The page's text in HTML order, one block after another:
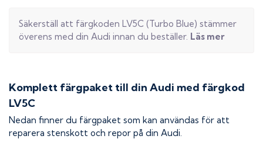
Säkerställ att färgkoden LV5C (Turbo Blue) stämmer
överens med din Audi innan du beställer. Läs mer
Komplett färgpaket till din Audi med färgkod
LV5C
Nedan finner du färgpaket som kan användas för att
reparera stenskott och repor på din Audi.